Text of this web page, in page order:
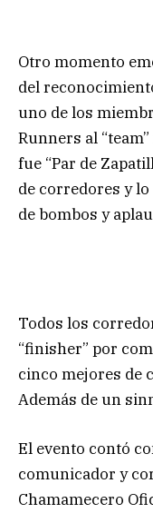
Otro momento
del
uno de los
Runners al
fue “Par de
de corredores y
de bombos y
Todos los
“finisher” por
cinco mejores de
Además de un
El evento contó
comunicador y
Chamamecero